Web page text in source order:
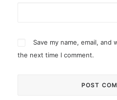
Save my name, email,
the next time I comment.